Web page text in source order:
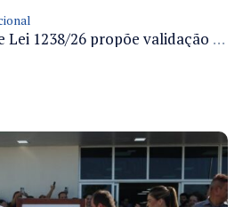
Projeto de Lei 1238/26 propõe validação automática do Cadastro Ambiental Rural para imóveis de até quatro módulos fiscais